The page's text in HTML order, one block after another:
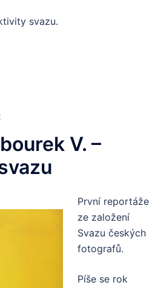
svazu.
V. –
První reportáže
ze založení
Svazu českých
fotografů.
Píše se rok